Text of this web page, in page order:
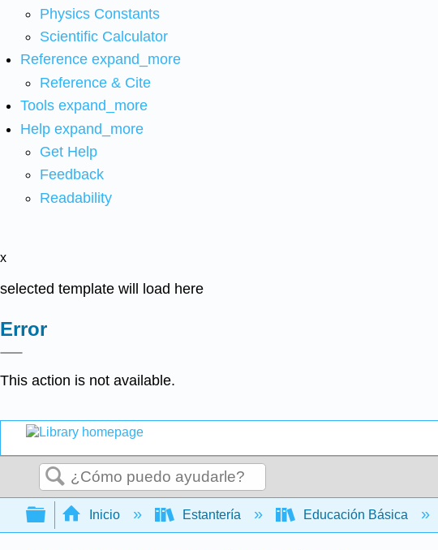
Physics Constants
Scientific Calculator
Reference expand_more
Reference & Cite
Tools expand_more
Help expand_more
Get Help
Feedback
Readability
x
selected template will load here
Error
This action is not available.
Buscar
Expandir/contraer jerarquía global
Inicio Estantería Educación Básica